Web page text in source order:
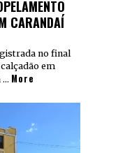
CARANDAÍ
no final
em
… More